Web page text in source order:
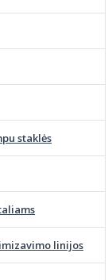
staklės
linijos